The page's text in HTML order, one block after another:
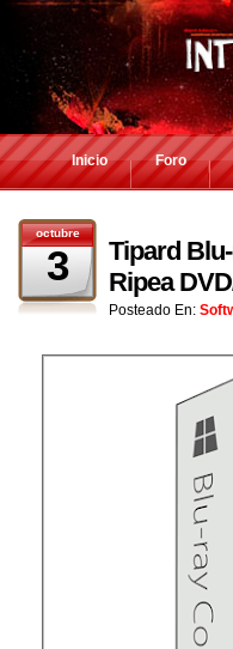
Inicio Foro
octubre
3
Tipard
Ripea
Posteado En: